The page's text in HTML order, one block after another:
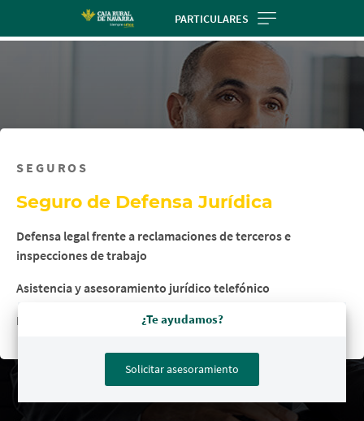
main
contentt
PARTICULARES
SEGUROS
Seguro de Defensa Jurídica
Defensa legal frente a reclamaciones de terceros e
inspecciones de trabajo
Asistencia y asesoramiento jurídico telefónico
Elige a tu abogado y tenlo siempre a tu disposición
¿Te ayudamos?
Solicitar asesoramiento